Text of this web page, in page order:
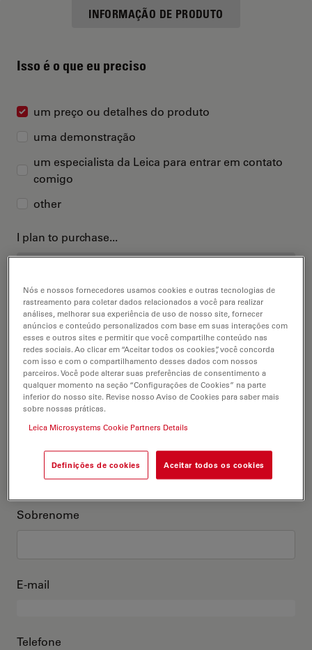
INFORMAÇÃO DE PRODUTO
Isso é o que eu preciso
um preço ou detalhes do produto
uma demonstração
um especialista da Leica para entrar em contato
comigo
other
I plan to purchase...
Este sou eu
Título acadêmico opcional
Sobrenome
E-mail
Telefone
Nós e nossos fornecedores usamos cookies e outras tecnologias de
rastreamento para coletar dados relacionados a você para realizar
análises, melhorar sua experiência de uso de nosso site, fornecer
anúncios e conteúdo personalizados com base em suas interações com
esses e outros sites e permitir que você compartilhe conteúdo nas
redes sociais. Ao clicar em “Aceitar todos os cookies”, você concorda
com isso e com o compartilhamento desses dados com nossos
parceiros. Você pode alterar suas preferências de consentimento a
qualquer momento na seção “Configurações de Cookies” na parte
inferior do nosso site. Revise nosso Aviso de Cookies para saber mais
sobre nossas práticas.
Leica Microsystems Cookie Partners Details
Definições de cookies Aceitar todos os cookies